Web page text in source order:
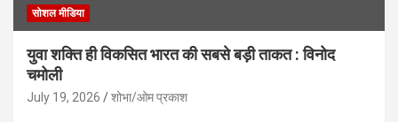
सोशल मीडिया
युवा शक्ति ही विकसित भारत की सबसे बड़ी ताकत : विनोद
चमोली
July 19, 2026 शोभा/ओम प्रकाश